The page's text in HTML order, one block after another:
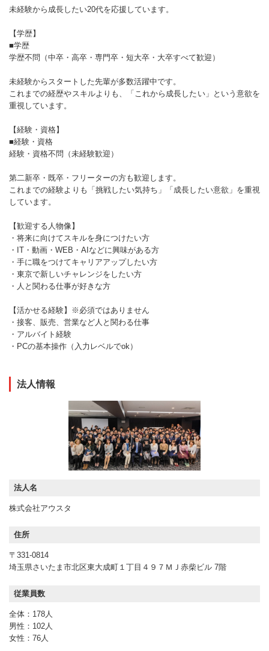
未経験から成長したい20代を応援しています。
【学歴】
■学歴
学歴不問（中卒・高卒・専門卒・短大卒・大卒すべて歓迎）
未経験からスタートした先輩が多数活躍中です。
これまでの経歴やスキルよりも、「これから成長したい」という意欲を
重視しています。
【経験・資格】
■経験・資格
経験・資格不問（未経験歓迎）
第二新卒・既卒・フリーターの方も歓迎します。
これまでの経験よりも「挑戦したい気持ち」「成長したい意欲」を重視
しています。
【歓迎する人物像】
・将来に向けてスキルを身につけたい方
・IT・動画・WEB・AIなどに興味がある方
・手に職をつけてキャリアアップしたい方
・東京で新しいチャレンジをしたい方
・人と関わる仕事が好きな方
【活かせる経験】※必須ではありません
・接客、販売、営業など人と関わる仕事
・アルバイト経験
・PCの基本操作（入力レベルでok）
法人情報
法人名
株式会社アウスタ
住所
〒331-0814
埼玉県さいたま市北区東大成町１丁目４９７ＭＪ赤柴ビル 7階
従業員数
全体：178人
男性：102人
女性：76人